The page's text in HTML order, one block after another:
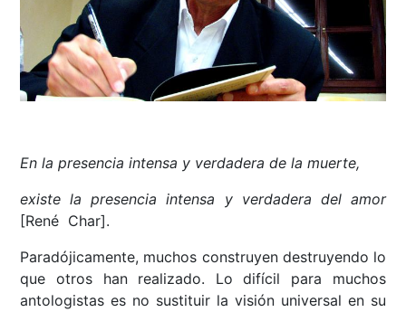
En la presencia intensa y verdadera de la muerte,
existe la presencia intensa y verdadera del amor
[René Char].
Paradójicamente, muchos construyen destruyendo lo
que otros han realizado. Lo difícil para muchos
antologistas es no sustituir la visión universal en su